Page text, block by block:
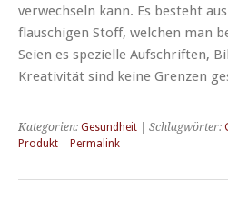
verwechseln kann. Es besteht
flauschigen Stoff, welchen man
Seien es spezielle Aufschriften,
Kreativität sind keine Grenzen
Kategorien: Gesundheit | Schlagwörter:
Produkt
Permalink